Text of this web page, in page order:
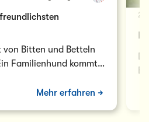
von Bitten und Betteln
Familienhund kommt!
Mehr erfahren
29